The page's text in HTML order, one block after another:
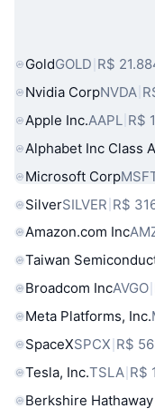
Ativos do
GoldGOLD R$
Nvidia CorpNVDA
Apple Inc.AAPL R$
Alphabet Inc Class A
Microsoft Corp
SilverSILVER R$
Amazon.com Inc
Taiwan
Broadcom IncAVGO
Meta Platforms, Inc.
SpaceXSPCX R$
Tesla, Inc.TSLA R$
Berkshire